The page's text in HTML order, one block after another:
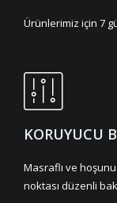
Ürünlerimiz için 7
KORUYUCU
Masraflı ve
noktası düzenli